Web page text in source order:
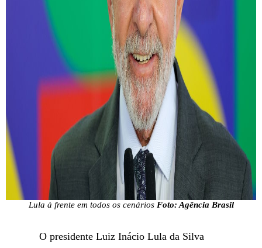
Lula à frente em todos os cenários Foto: Agência Brasil
O presidente Luiz Inácio Lula da Silva